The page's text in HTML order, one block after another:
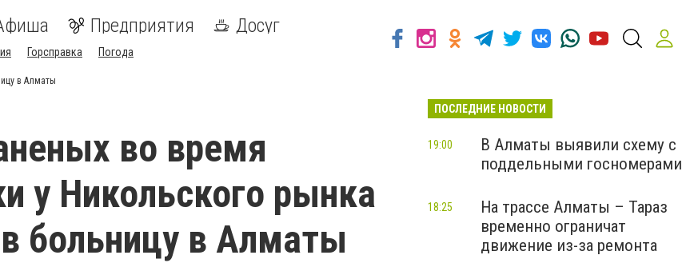
Предприятия Досуг
Горсправка Погода
в Алматы
во время
у Никольского рынка
больницу в Алматы
ПОСЛЕДНИЕ НОВОСТИ
В Алматы выявили схему с
поддельными госномерами
19:00
На трассе Алматы – Тараз
временно ограничат
движение из-за ремонта
18:25